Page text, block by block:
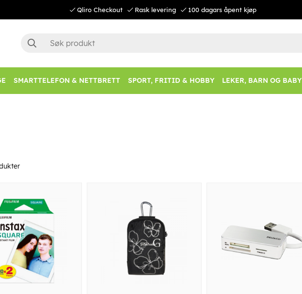
Qliro Checkout Rask levering 100 dagars åpent kjøp
SMARTTELEFON & NETTBRETT SPORT, FRITID & HOBBY LEKER, BARN OG BABY